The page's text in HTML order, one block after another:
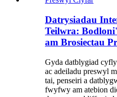
Datrysiadau
Teilwra:
am Brosiectau
Gyda datblygiad
ac adeiladu preswyl
tai, penseiri a
fwyfwy am atebion